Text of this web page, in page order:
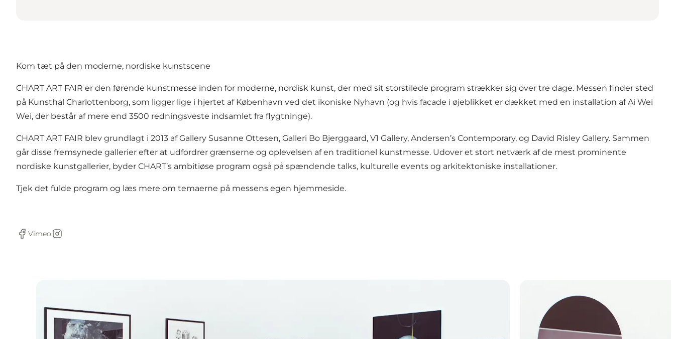
Kom tæt på den moderne, nordiske kunstscene
CHART ART FAIR er den førende kunstmesse inden for moderne, nordisk kunst, der med sit storstilede program strækker sig over tre dage. Messen finder sted
på Kunsthal Charlottenborg, som ligger lige i hjertet af København ved det ikoniske Nyhavn (og hvis facade i øjeblikket er dækket med en installation af Ai Wei
Wei, der består af mere end 3500 redningsveste indsamlet fra flygtninge).
CHART ART FAIR blev grundlagt i 2013 af Gallery Susanne Ottesen, Galleri Bo Bjerggaard, V1 Gallery, Andersen’s Contemporary, og David Risley Gallery. Sammen
går disse fremsynede gallerier efter at udfordrer grænserne og oplevelsen af en traditionel kunstmesse. Udover et stort netværk af de mest prominente
nordiske kunstgallerier, byder CHART’s ambitiøse program også på spændende talks, kulturelle events og arkitektoniske installationer.
Tjek det fulde program og læs mere om temaerne på messens egen hjemmeside.
Facebook
Vimeo
Instagram